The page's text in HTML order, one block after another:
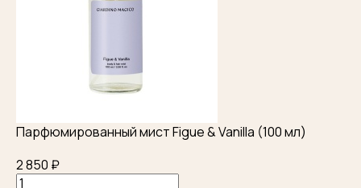
Парфюмированный мист Figue & Vanilla (100 мл)
2 850 ₽